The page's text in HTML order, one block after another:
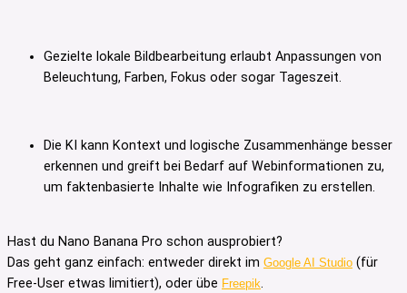
Gezielte lokale Bildbearbeitung erlaubt Anpassungen von
Beleuchtung, Farben, Fokus oder sogar Tageszeit.
Die KI kann Kontext und logische Zusammenhänge besser
erkennen und greift bei Bedarf auf Webinformationen zu,
um faktenbasierte Inhalte wie Infografiken zu erstellen.
Hast du Nano Banana Pro schon ausprobiert?
Das geht ganz einfach: entweder direkt im Google AI Studio (für
Free-User etwas limitiert), oder übe Freepik.